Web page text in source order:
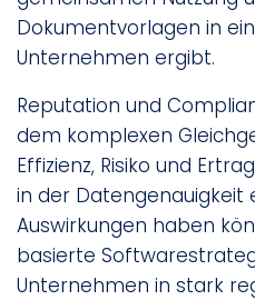
Dokumentvorlagen in
Unternehmen ergibt.
Reputation und
dem komplexen
Effizienz, Risiko und
in der Datengenauigkeit
Auswirkungen haben
basierte
Unternehmen in stark